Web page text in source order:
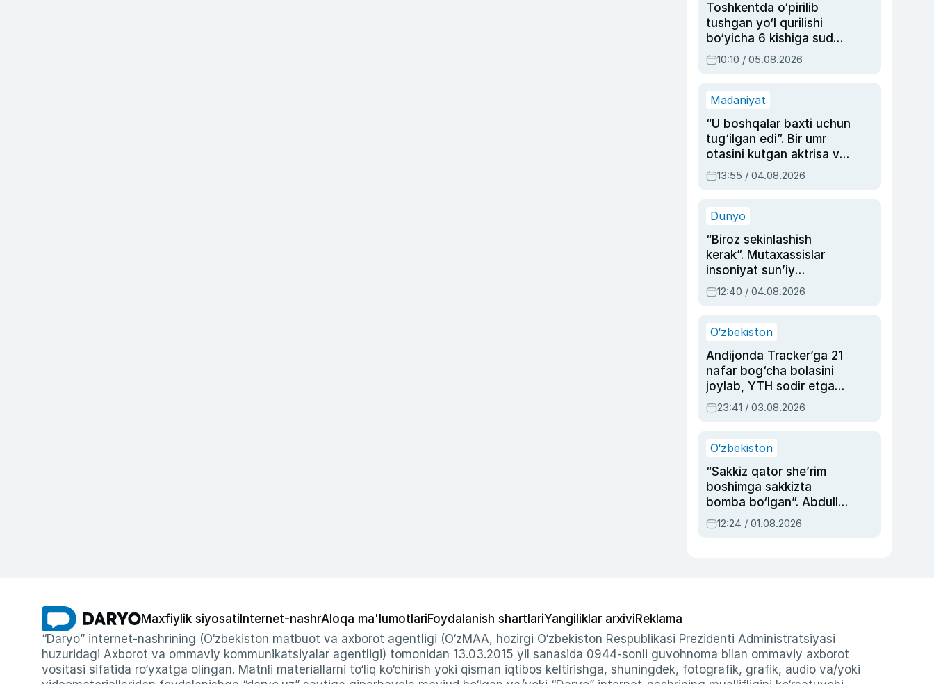
Toshkentda o‘pirilib
tushgan yo‘l qurilishi
bo‘yicha 6 kishiga sud
hukmi o‘qildi
10:10 / 05.08.2026
Madaniyat
“U boshqalar baxti uchun
tug‘ilgan edi”. Bir umr
otasini kutgan aktrisa va
dublyaj ustasi Rimma
Ahmedovaning
13:55 / 04.08.2026
Dunyo
“Biroz sekinlashish
kerak”. Mutaxassislar
insoniyat sun’iy
intellektni boshqara
olmay qolishidan xavotir
12:40 / 04.08.2026
O‘zbekiston
Andijonda Tracker’ga 21
nafar bog‘cha bolasini
joylab, YTH sodir etgan
ayolga sud hukmi o‘qildi
23:41 / 03.08.2026
O‘zbekiston
“Sakkiz qator she’rim
boshimga sakkizta
bomba bo‘lgan”. Abdulla
Oripovni siyosiy
ayblovlardan asrab
12:24 / 01.08.2026
Maxfiylik siyosati Internet-nashrAloqa ma'lumotlariFoydalanish shartlariYangiliklar arxiviReklama
“Daryo” internet-nashrining (O‘zbekiston matbuot va axborot agentligi (O‘zMAA, hozirgi O‘zbekiston Respublikasi Prezidenti Administratsiyasi
huzuridagi Axborot va ommaviy kommunikatsiyalar agentligi) tomonidan 13.03.2015 yil sanasida 0944-sonli guvohnoma bilan ommaviy axborot
vositasi sifatida ro‘yxatga olingan. Matnli materiallarni to‘liq ko‘chirish yoki qisman iqtibos keltirishga, shuningdek, fotografik, grafik, audio va/yoki